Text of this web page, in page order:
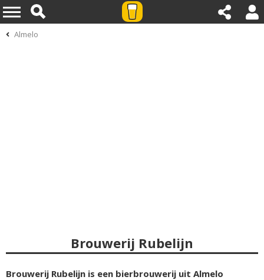
Almelo
Brouwerij Rubelijn
Brouwerij Rubelijn is een bierbrouwerij uit Almelo